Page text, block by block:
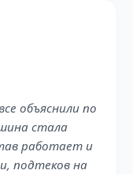
объяснили по
стала
работает и
подтеков на